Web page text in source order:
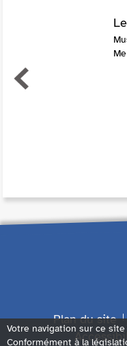
Me
Plan du site
Votre navigation sur ce
Conformément à la